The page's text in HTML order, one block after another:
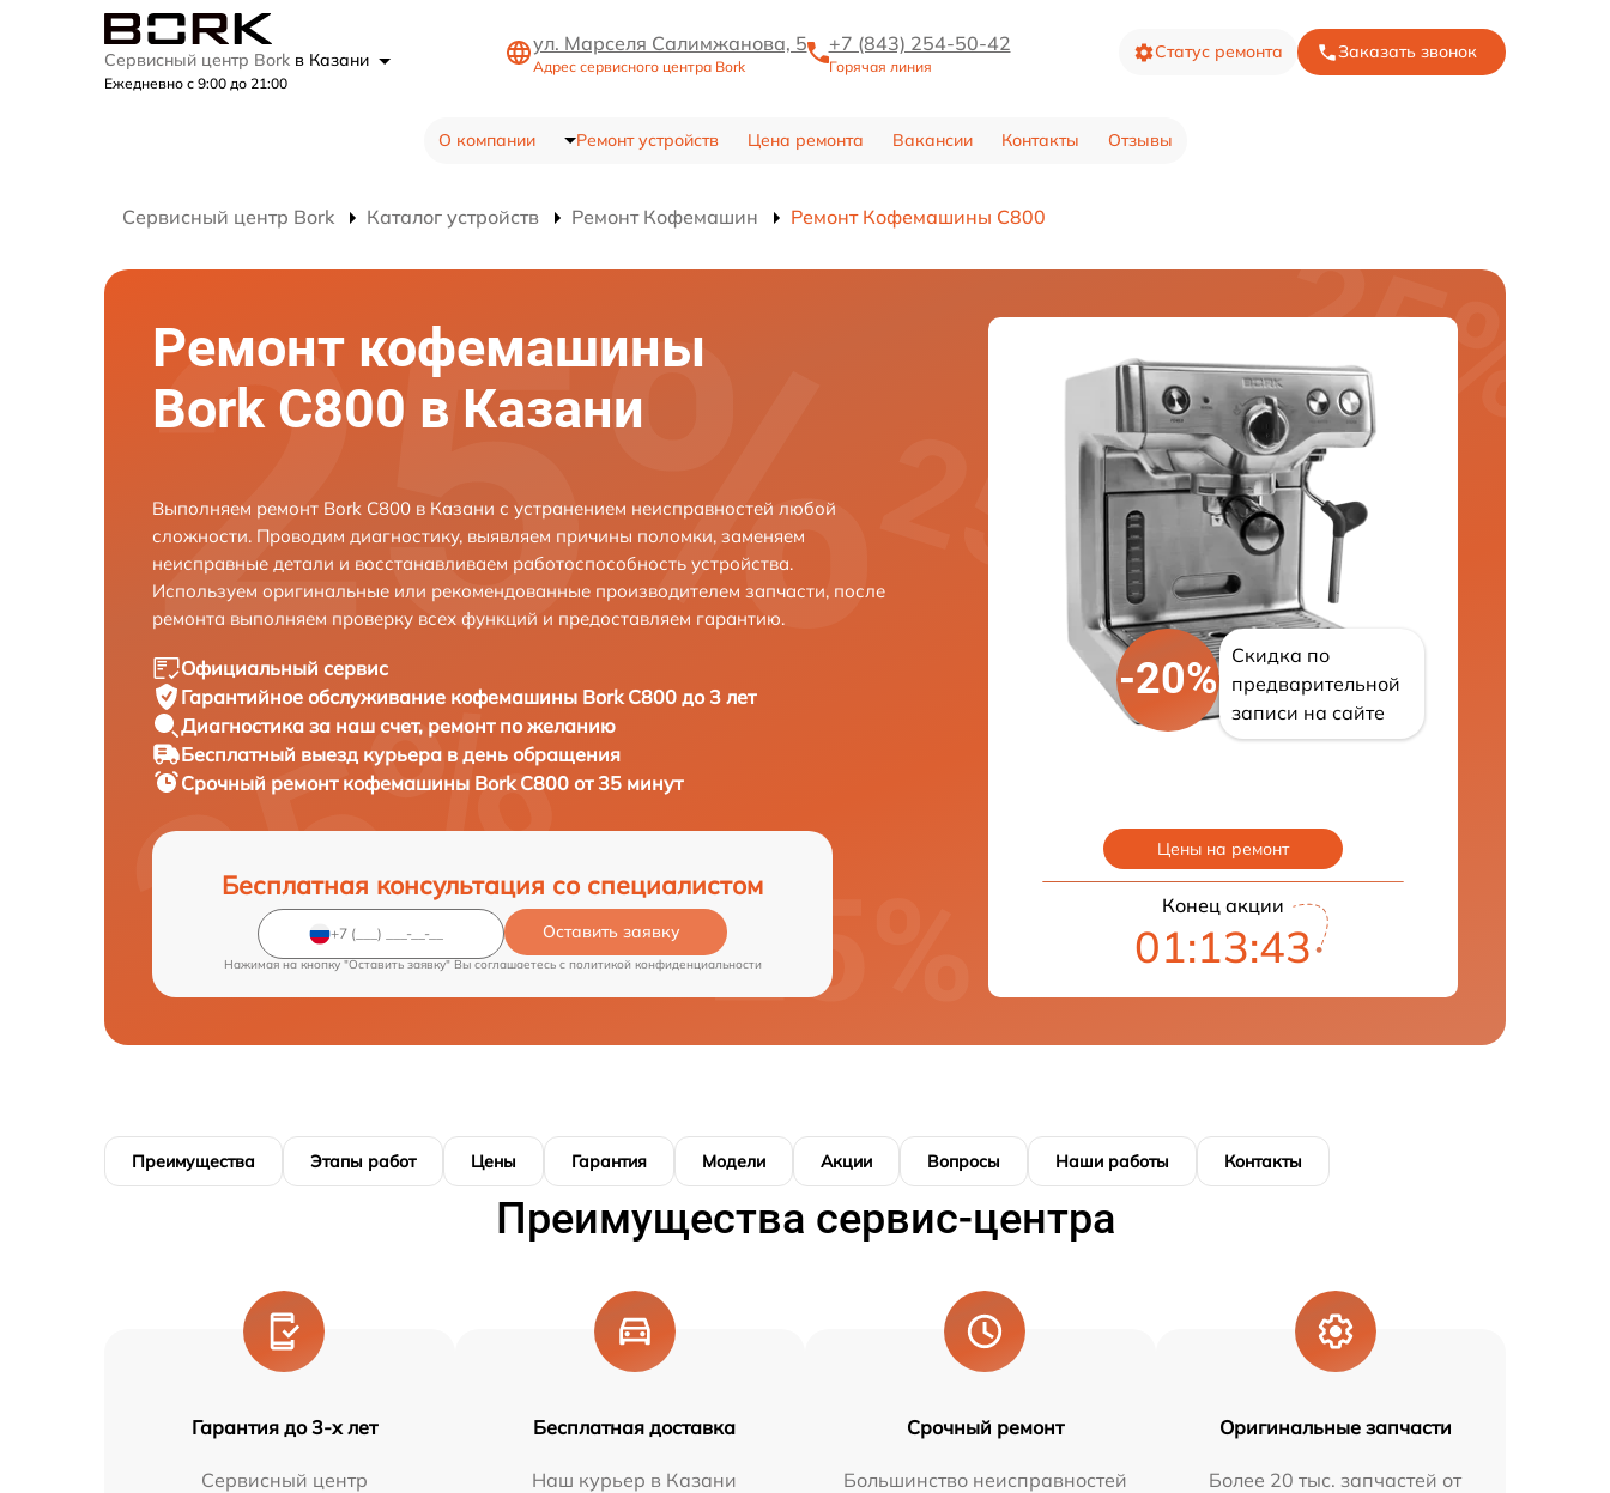
Сервисный центр Bork в Казани
Ежедневно с 9:00 до 21:00
ул. Марселя Салимжанова, 5
Адрес сервисного центра Bork
+7 (843) 254-50-42
Горячая линия
Статус ремонта Заказать звонок
О компании Ремонт устройств Цена ремонта Вакансии Контакты Отзывы
Сервисный центр Bork Каталог устройств Ремонт Кофемашин Ремонт Кофемашины C800
Ремонт кофемашины
Bork C800 в Казани
Выполняем ремонт Bork C800 в Казани с устранением неисправностей любой
сложности. Проводим диагностику, выявляем причины поломки, заменяем
неисправные детали и восстанавливаем работоспособность устройства.
Используем оригинальные или рекомендованные производителем запчасти, после
ремонта выполняем проверку всех функций и предоставляем гарантию.
Официальный сервис
Гарантийное обслуживание кофемашины Bork C800 до 3 лет
Диагностика за наш счет, ремонт по желанию
Бесплатный выезд курьера в день обращения
Срочный ремонт кофемашины Bork C800 от 35 минут
Бесплатная консультация со специалистом
Оставить заявку
Нажимая на кнопку "Оставить заявку" Вы соглашаетесь c политикой конфиденциальности
-20%
Скидка по
предварительной
записи на сайте
Цены на ремонт
Конец акции
01:13:42
Преимущества Этапы работ Цены Гарантия Модели Акции Вопросы Наши работы Контакты
Преимущества сервис-центра
Гарантия до 3-х лет
Сервисный центр
Бесплатная доставка
Наш курьер в Казани
Срочный ремонт
Большинство неисправностей
Оригинальные запчасти
Более 20 тыс. запчастей от